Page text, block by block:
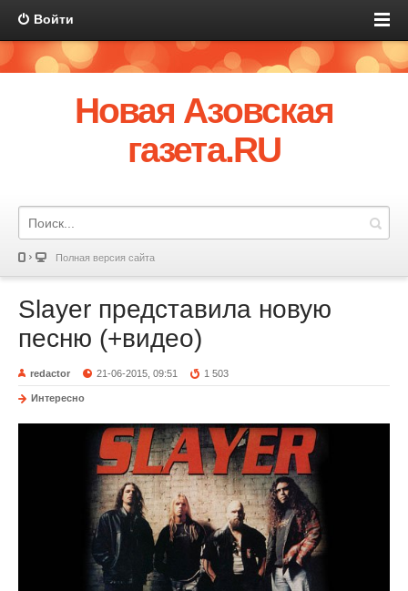
Войти
Новая Азовская
газета.RU
Полная версия сайта
Slayer представила новую
песню (+видео)
redactor 21-06-2015, 09:51 1 503
Интересно